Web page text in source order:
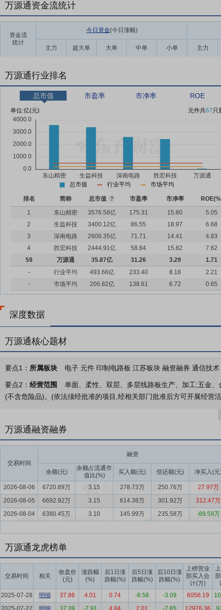
万源通资金流统计
资金流
统计
今日资金(今日涨幅)
主力 超大单 大单 中单 小单 主力
万源通行业排名
总市值 市盈率 市净率 ROE
单位:亿(元) 元件共67只
总市值 行业平均 市场平均
排名 简称 总市值 ? 市盈率 市净率
1
东山精密 3576.58亿 175.31 15.80
5.05
2
生益科技 3400.12亿 86.55 18.97
6.68
3
深南电路 2606.35亿 71.71 14.41
4.83
4
胜宏科技 2444.91亿 58.84 15.82
7.62
59
万源通 35.87亿 31.26 3.29
1.71
-
行业平均 493.66亿 233.40 8.18
2.21
-
市场平均 206.82亿 138.61 6.72 0.65
深度数据
万源通核心题材
要点1： 所属板块 电子 元件 印制电路板 江苏板块 融资融券 通信技
要点2： 经营范围
单面、柔性、双层、多层线路板生产、加工;五金
(不含危险品)。(依法须经批准的项目,经相关部门批准后方可开展经营
泛应用于消费电子、汽车电子、工业控制、家用电器、通信设备等领
2025年，在全球人工智能（AI）技术爆
PCB行业整体呈现结构性繁荣与区域性调整并存的态势。行业周期波
高速增长周期，成为拉动行业增长的核心引擎。Prismark预计2025
领整体增长。与此同时，在地缘政治和供应链重塑的背景下，产业地
要点5：优质客户资源优势
公司凭借品质可靠、快速交付、稳定的供
车电子、工业控制、消费电子和家用电器领域,主要客户在汽车电子领
(2301.TW)、新普(6121.TWO)等知名客户。公司提供的汽车电子、
的使用寿命通常在15年以上,需要在复杂多变环境中精准平稳运行,汽
的防磁、防尘、防冲击、使用寿命长、抗干扰、在高温高湿度环境下
及使用寿命。因此,汽车电子、工业控制以及消费电子等领域产品对
性等方面的考量,一般不会随意更换合格PCB供货商,倾向于与公司长
团、LG集团、全汉等客户与公司合作时间均已超过5年。
万源通融资融券
交易时间
融资
余额(元)
余额占流通市
值比(%)
买入额(元) 偿还额(元) 净买入(元
2026-08-06 6720.89万 3.15 278.73万 250.76万
27.97万
2026-08-05
6692.92万 3.15 614.38万 301.92万
312.47万
2026-08-04
6380.45万 3.10 145.99万 235.58万 -89.59万
万源通龙虎榜单
交易时间 相关
收盘价
(元)
涨跌幅
(%)
后1日涨
跌幅(%)
后5日涨
跌幅(%)
后10日涨
跌幅(%)
上榜营业
部买入合
计(万)
2025-07-28
明细 37.86 4.01 0.74 -8.58 -3.09 6056.19
2025-07-22
明细 37.39 -7.91 4.84 2.01 -7.65 12976.36